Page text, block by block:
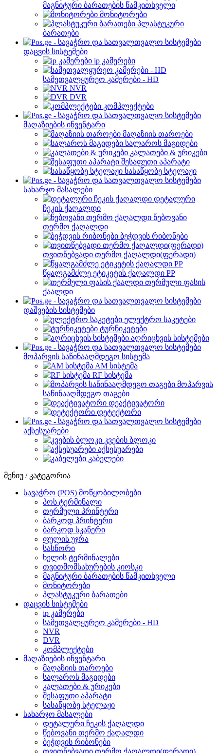
მაგნიტური ბარათების წამკითხველი
მონიტორები
პლასტუკური
ბარათები
დაცვის სისტემები
ip კამერები
სამეთვალყურეო კამერები - HD
NVR
DVR
კომპლექტები
მაღაზიების ინვენტარი
მაღაზიის თაროები
სალაროს მაგიდები
კალათები & ურიკები
შესაფუთი აპარატი
სასაწყობე სტელაჟი
სახარჯო მასალები
დეტალური
ჩეკის ქაღალდი
წებოვანი
თერმო ქაღალდი
ბეჭდვის რიბონები
თვითწებვადი თერმო ქაღალდი(ფერადი)
წყალგამძლე ეტიკეტის ქაღალდი PP
თერმული ფასის
ქაალდი
დაშვების სისტემები
ელექტრო საკეტები
ტურნიკეტები
აღრიცხვის სისტემები
მოპარვის საწინააღმდეგო სისტემა
AM სისტემა
RF სისტემა
მოპარვის
საწინააღმდეგო თაგები
დეაქტივატორი
დეტექტორი
აქსესუარები
კვების ბლოკი
აქსესუარები
კაბელები
მენიუ / კატეგორია
სავაჭრო (POS) მოწყობილობები
პოს ტერმინალი
თერმული პრინტერი
ბარკოდ პრინტერი
ბარკოდ სკანერი
ფულის უჯრა
სასწორი
ხელის ტერმინალები
თვითმომსახურების კიოსკი
მაგნიტური ბარათების წამკითხველი
მონიტორები
პლასტუკური ბარათები
დაცვის სისტემები
ip კამერები
სამეთვალყურეო კამერები - HD
NVR
DVR
კომპლექტები
მაღაზიების ინვენტარი
მაღაზიის თაროები
სალაროს მაგიდები
კალათები & ურიკები
შესაფუთი აპარატი
სასაწყობე სტელაჟი
სახარჯო მასალები
დეტალური ჩეკის ქაღალდი
წებოვანი თერმო ქაღალდი
ბეჭდვის რიბონები
თვითწებვადი თერმო ქაღალდი(ფერადი)